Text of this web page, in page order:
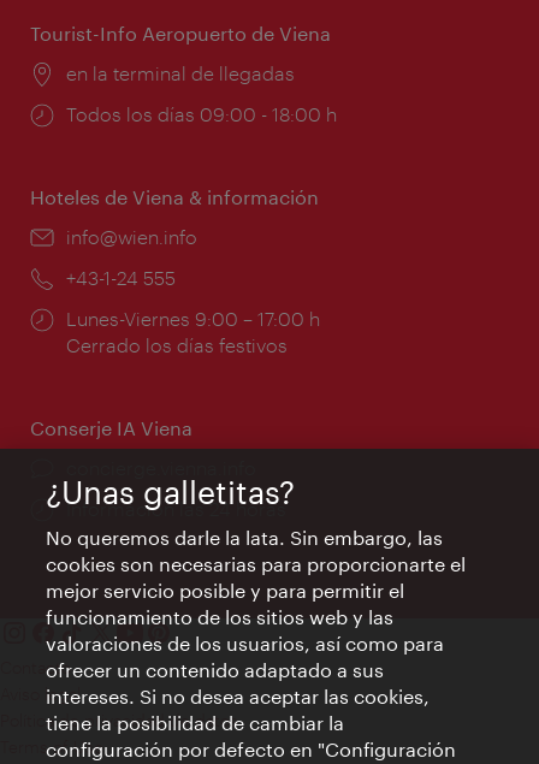
Tourist-Info Aeropuerto de Viena
Lugar:
en la terminal de llegadas
Horarios
Todos los días 09:00 - 18:00 h
Hoteles de Viena & información
e-
info@wien.info
Teléfono:
+43-1-24 555
Horarios
de
Lunes-Viernes 9:00 – 17:00 h
Cerrado los días festivos
Conserje IA Viena
Información las 24 horas
Contacto
Aviso legal
Política de privacidad de datos
Terms of Use
¿Unas galletitas?
No queremos darle la lata. Sin embargo, las
cookies son necesarias para proporcionarte el
mejor servicio posible y para permitir el
funcionamiento de los sitios web y las
valoraciones de los usuarios, así como para
ofrecer un contenido adaptado a sus
intereses. Si no desea aceptar las cookies,
tiene la posibilidad de cambiar la
configuración por defecto en "Configuración